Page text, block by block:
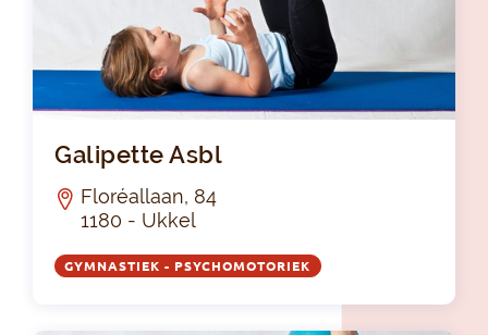
Galipette Asbl
Floréallaan, 84
1180 - Ukkel
GYMNASTIEK - PSYCHOMOTORIEK